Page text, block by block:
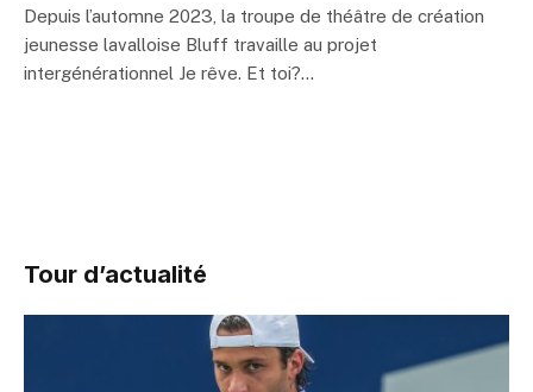
Depuis l’automne 2023, la troupe de théâtre de création
jeunesse lavalloise Bluff travaille au projet
intergénérationnel Je rêve. Et toi?…
Tour d’actualité